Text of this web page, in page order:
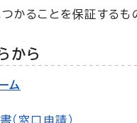
ることを保証するも
から
ム
（窓口申請）